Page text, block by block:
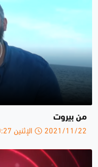
من بيروت
2021/11/22 الإثنين 10:27 ص